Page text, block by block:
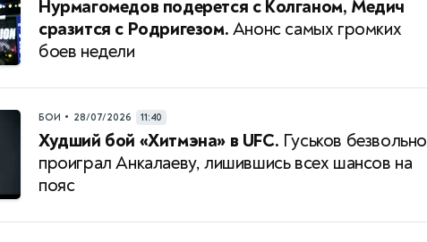
Нурмагомедов подерется с Колганом, Медич
сразится с Родригезом. Анонс самых громких
боев недели
БОИ • 28/07/2026 11:40
Худший бой «Хитмэна» в UFC. Гуськов безвольно
проиграл Анкалаеву, лишившись всех шансов на
пояс